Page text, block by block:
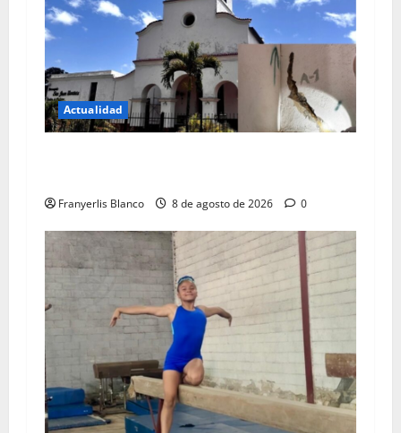
Actualidad
Franyerlis Blanco 8 de agosto de 2026 0